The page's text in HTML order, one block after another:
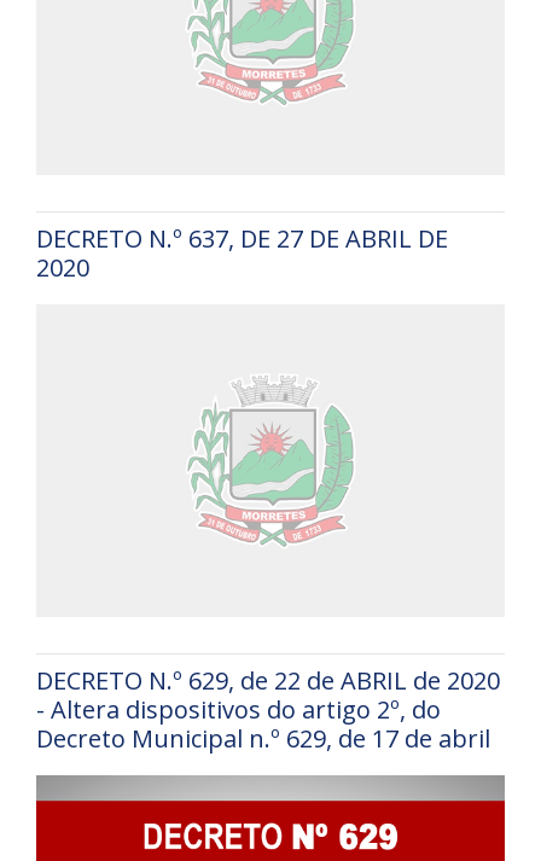
DECRETO N.º 637, DE 27 DE ABRIL DE
2020
DECRETO N.º 629, de 22 de ABRIL de 2020
- Altera dispositivos do artigo 2º, do
Decreto Municipal n.º 629, de 17 de abril